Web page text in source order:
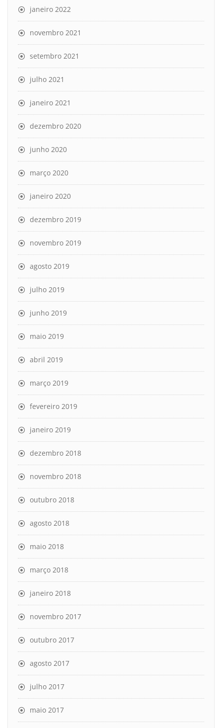
janeiro 2022
novembro 2021
setembro 2021
julho 2021
janeiro 2021
dezembro 2020
junho 2020
março 2020
janeiro 2020
dezembro 2019
novembro 2019
agosto 2019
julho 2019
junho 2019
maio 2019
abril 2019
março 2019
fevereiro 2019
janeiro 2019
dezembro 2018
novembro 2018
outubro 2018
agosto 2018
maio 2018
março 2018
janeiro 2018
novembro 2017
outubro 2017
agosto 2017
julho 2017
maio 2017